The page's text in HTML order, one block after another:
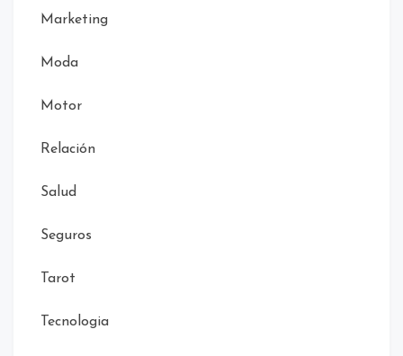
Marketing
Moda
Motor
Relación
Salud
Seguros
Tarot
Tecnologia